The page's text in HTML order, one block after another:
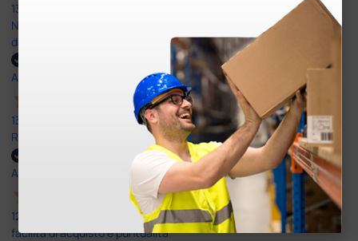
13 Luglio 2026
Nulla da eccepire. Tutto estremamente chiaro e corretto,
dall’ordine alla consegna.
Acquirente verificato
13 Luglio 2026
Rapidi, disponibili ben forniti
Acquirente verificato
12 Giugno 2026
facilità di acquisto e puntualità